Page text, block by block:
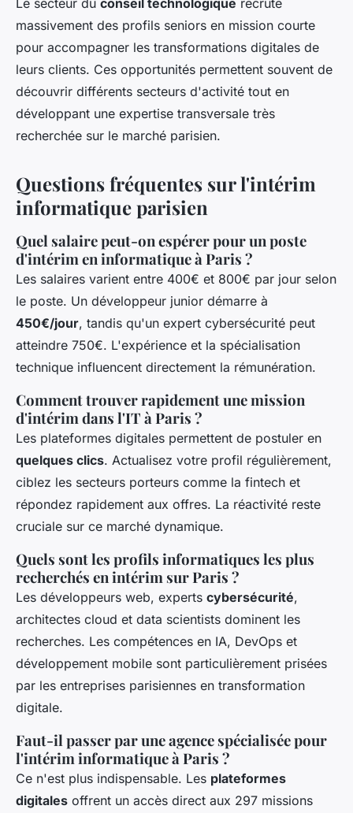
massivement des profils seniors en mission courte
pour accompagner les transformations digitales de
leurs clients. Ces opportunités permettent souvent de
découvrir différents secteurs d'activité tout en
développant une expertise transversale très
recherchée sur le marché parisien.
Questions fréquentes sur l'intérim
informatique parisien
Quel salaire peut-on espérer pour un poste
d'intérim en informatique à Paris ?
Les salaires varient entre 400€ et 800€ par jour selon
le poste. Un développeur junior démarre à
450€/jour, tandis qu'un expert cybersécurité peut
atteindre 750€. L'expérience et la spécialisation
technique influencent directement la rémunération.
Comment trouver rapidement une mission
d'intérim dans l'IT à Paris ?
Les plateformes digitales permettent de postuler en
quelques clics. Actualisez votre profil régulièrement,
ciblez les secteurs porteurs comme la fintech et
répondez rapidement aux offres. La réactivité reste
cruciale sur ce marché dynamique.
Quels sont les profils informatiques les plus
recherchés en intérim sur Paris ?
Les développeurs web, experts cybersécurité,
architectes cloud et data scientists dominent les
recherches. Les compétences en IA, DevOps et
développement mobile sont particulièrement prisées
par les entreprises parisiennes en transformation
digitale.
Faut-il passer par une agence spécialisée pour
l'intérim informatique à Paris ?
Ce n'est plus indispensable. Les plateformes
digitales offrent un accès direct aux 297 missions